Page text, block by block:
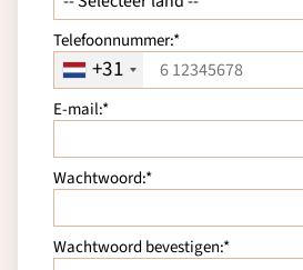
Telefoonnummer:*
+31
E-mail:*
Wachtwoord:*
Wachtwoord bevestigen:*